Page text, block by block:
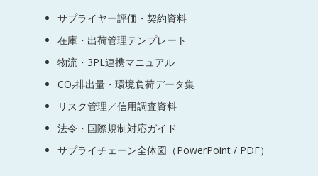
サプライヤー評価・契約資料
在庫・出荷管理テンプレート
物流・3PL連携マニュアル
CO₂排出量・環境負荷データ集
リスク管理／信用調査資料
法令・国際規制対応ガイド
サプライチェーン全体図（PowerPoint / PDF）